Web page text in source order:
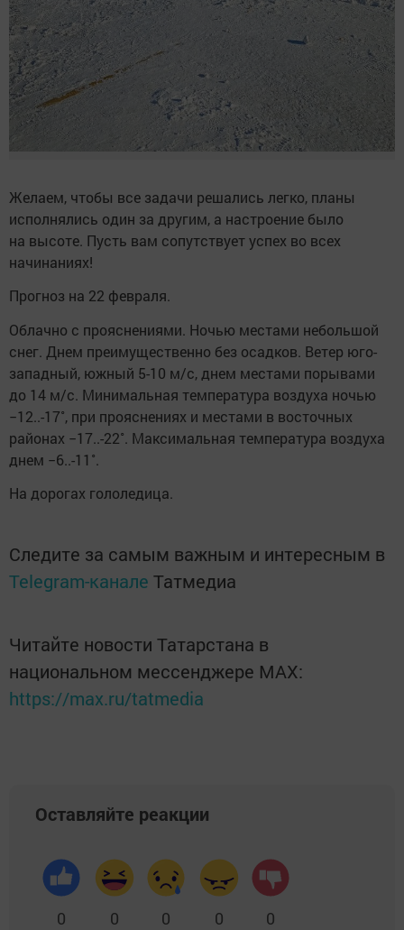
Желаем, чтобы все задачи решались легко, планы
исполнялись один за другим, а настроение было
на высоте. Пусть вам сопутствует успех во всех
начинаниях!
Прогноз на 22 февраля.
Облачно с прояснениями. Ночью местами небольшой
снег. Днем преимущественно без осадков. Ветер юго-
западный, южный 5-10 м/с, днем местами порывами
до 14 м/с. Минимальная температура воздуха ночью
−12..-17˚, при прояснениях и местами в восточных
районах −17..-22˚. Максимальная температура воздуха
днем −6..-11˚.
На дорогах гололедица.
Следите за самым важным и интересным в
Telegram-канале Татмедиа
Читайте новости Татарстана в
национальном мессенджере MАХ:
https://max.ru/tatmedia
Оставляйте реакции
0 0 0 0 0